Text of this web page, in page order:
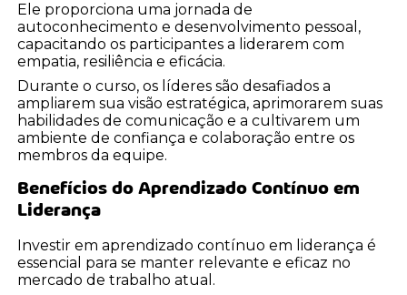
Ele proporciona uma jornada de
autoconhecimento e desenvolvimento pessoal,
capacitando os participantes a liderarem com
empatia, resiliência e eficácia.
Durante o curso, os líderes são desafiados a
ampliarem sua visão estratégica, aprimorarem suas
habilidades de comunicação e a cultivarem um
ambiente de confiança e colaboração entre os
membros da equipe.
Benefícios do Aprendizado Contínuo em
Liderança
Investir em aprendizado contínuo em liderança é
essencial para se manter relevante e eficaz no
mercado de trabalho atual.